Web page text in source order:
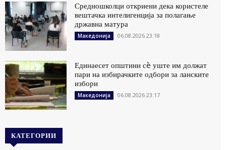
Средношколци откриени дека користеле
вештачка интелигенција за полагање
државна матура
Македонија 06.08.2026 23:18
Единаесет општини сè уште им должат
пари на избирачките одбори за ланските
избори
Македонија 06.08.2026 23:17
КАТЕГОРИИ